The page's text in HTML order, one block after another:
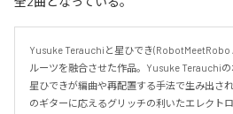
Yusuke Terauchiと星ひでき(RobotMeetRobo
ルーツを融合させた作品。Yusuke Terauchiの
星ひできが編曲や再配置する手法で生み出さ
のギターに応えるグリッチの利いたエレクト